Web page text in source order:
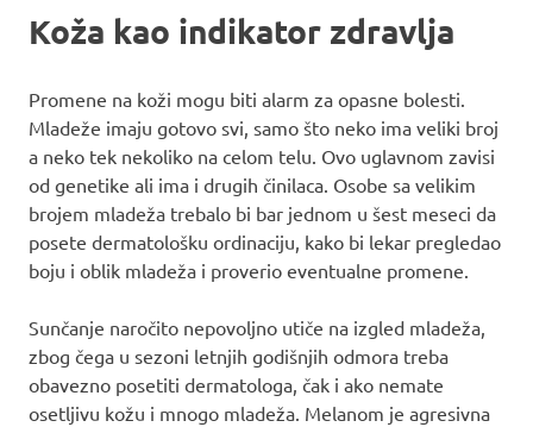
Koža kao indikator zdravlja
Promene na koži mogu biti alarm za opasne bolesti.
Mladeže imaju gotovo svi, samo što neko ima veliki broj
a neko tek nekoliko na celom telu. Ovo uglavnom zavisi
od genetike ali ima i drugih činilaca. Osobe sa velikim
brojem mladeža trebalo bi bar jednom u šest meseci da
posete dermatološku ordinaciju, kako bi lekar pregledao
boju i oblik mladeža i proverio eventualne promene.
Sunčanje naročito nepovoljno utiče na izgled mladeža,
zbog čega u sezoni letnjih godišnjih odmora treba
obavezno posetiti dermatologa, čak i ako nemate
osetljivu kožu i mnogo mladeža. Melanom je agresivna